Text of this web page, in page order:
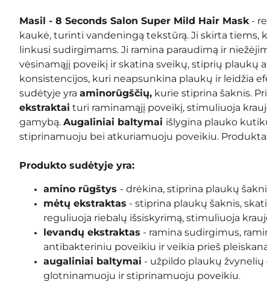
Masil - 8 Seconds Salon Super Mild Hair Mask -
kaukė, turinti vandeningą tekstūrą. Ji skirta tiems,
linkusi sudirgimams. Ji ramina paraudimą ir
vėsinamąjį poveikį ir skatina sveikų, stiprių plaukų
konsistencijos, kuri neapsunkina plaukų ir leidžia
sudėtyje yra aminorūgščių, kurie stiprina šaknis.
ekstraktai turi raminamąjį poveikį, stimuliuoja
gamybą. Augaliniai baltymai išlygina plauko
stiprinamuoju bei atkuriamuoju poveikiu.
Produkto sudėtyje yra:
amino rūgštys - drėkina, stiprina plaukų
mėtų ekstraktas - stiprina plaukų šaknis,
reguliuoja riebalų išsiskyrimą, stimuliuoja
levandų ekstraktas - ramina sudirgimus,
antibakteriniu poveikiu ir veikia prieš
augaliniai baltymai - užpildo plaukų
glotninamuoju ir stiprinamuoju poveikiu.